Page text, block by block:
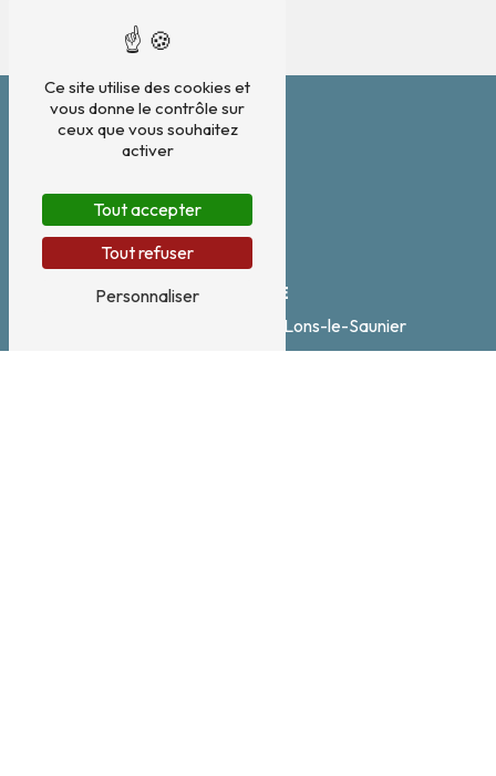
ADRESSE
39000 Lons-le-Saunier
Ce site utilise des cookies et
vous donne le contrôle sur
ceux que vous souhaitez
activer
Tout accepter
Tout refuser
Personnaliser